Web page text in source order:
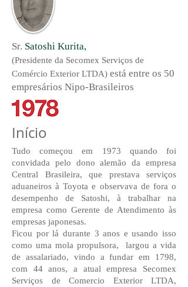
Sr. Satoshi Kurita,
(Presidente da Secomex Serviços de
Comércio Exterior LTDA) está entre os 50
empresários Nipo-Brasileiros
Início
Tudo começou em 1973 quando foi
convidada pelo dono alemão da empresa
Central Brasileira, que prestava serviços
aduaneiros à Toyota e observava de fora o
desempenho de Satoshi, à trabalhar na
empresa como Gerente de Atendimento às
empresas japonesas.
Ficou por lá durante 3 anos e usando isso
como uma mola propulsora, largou a vida
de assalariado, vindo a fundar em 1798,
com 44 anos, a atual empresa Secomex
Serviços de Comercio Exterior LTDA,